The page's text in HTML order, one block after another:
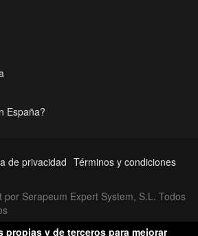
España?
de privacidad Términos y condiciones
Serapeum Expert System, S.L. Todos
propias y de terceros para mejorar